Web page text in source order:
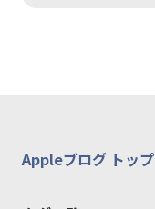
Appleブログ トップ